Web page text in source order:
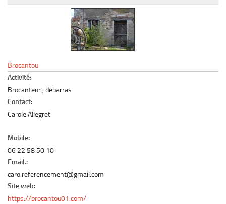
Le marché du mobilier d’occasion
Brocantou
Activité:
Brocanteur , debarras
Contact:
Carole Allegret
Mobile:
06 22 58 50 10
Email.:
caro.referencement@gmail.com
Site web:
https://brocantou01.com/